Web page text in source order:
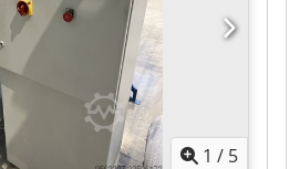
ein gleichmäßiges Aufwickeln
Die Maschine
Schaltschrank mit
Hauptschalter, Not-Halt
Die Maschine kann in
Terminabsprache besichtigt
1 / 5